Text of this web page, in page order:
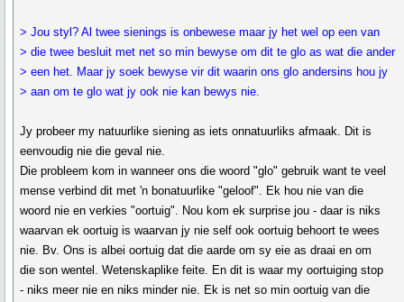
> Jou styl? Al twee sienings is onbewese maar jy het wel op een van
> die twee besluit met net so min bewyse om dit te glo as wat die ander
> een het. Maar jy soek bewyse vir dit waarin ons glo andersins hou jy
> aan om te glo wat jy ook nie kan bewys nie.
Jy probeer my natuurlike siening as iets onnatuurliks afmaak. Dit is
eenvoudig nie die geval nie.
Die probleem kom in wanneer ons die woord "glo" gebruik want te veel
mense verbind dit met 'n bonatuurlike "geloof". Ek hou nie van die
woord nie en verkies "oortuig". Nou kom ek surprise jou - daar is niks
waarvan ek oortuig is waarvan jy nie self ook oortuig behoort te wees
nie. Bv. Ons is albei oortuig dat die aarde om sy eie as draai en om
die son wentel. Wetenskaplike feite. En dit is waar my oortuiging stop
- niks meer nie en niks minder nie. Ek is net so min oortuig van die